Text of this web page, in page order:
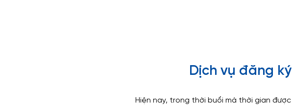
Dịch vụ đăng
Hiện nay, trong thời buổi mà thời gian